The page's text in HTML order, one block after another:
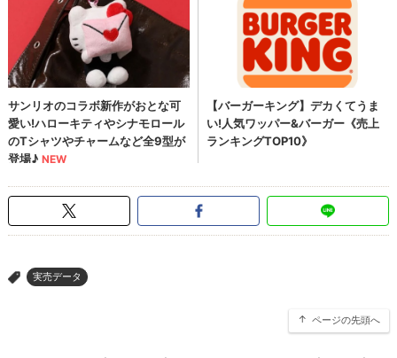
> 実売データ
ページの先頭へ